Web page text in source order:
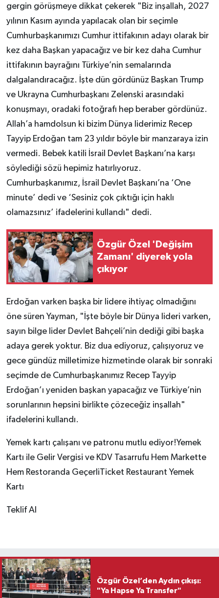
gergin görüşmeye dikkat çekerek "Biz inşallah, 2027
yılının Kasım ayında yapılacak olan bir seçimle
Cumhurbaşkanımızı Cumhur ittifakının adayı olarak bir
kez daha Başkan yapacağız ve bir kez daha Cumhur
ittifakının bayrağını Türkiye’nin semalarında
dalgalandıracağız. İşte dün gördünüz Başkan Trump
ve Ukrayna Cumhurbaşkanı Zelenski arasındaki
konuşmayı, oradaki fotoğrafı hep beraber gördünüz.
Allah’a hamdolsun ki bizim Dünya liderimiz Recep
Tayyip Erdoğan tam 23 yıldır böyle bir manzaraya izin
vermedi. Bebek katili İsrail Devlet Başkanı’na karşı
söylediği sözü hepimiz hatırlıyoruz.
Cumhurbaşkanımız, İsrail Devlet Başkanı’na ‘One
minute’ dedi ve ‘Sesiniz çok çıktığı için haklı
olamazsınız’ ifadelerini kullandı" dedi.
Özgür Özel 'Değişim
Zamanı' diyerek yola
çıkıyor
Erdoğan varken başka bir lidere ihtiyaç olmadığını
öne süren Yayman, "İşte böyle bir Dünya lideri varken,
sayın bilge lider Devlet Bahçeli’nin dediği gibi başka
adaya gerek yoktur. Biz dua ediyoruz, çalışıyoruz ve
gece gündüz milletimize hizmetinde olarak bir sonraki
seçimde de Cumhurbaşkanımız Recep Tayyip
Erdoğan’ı yeniden başkan yapacağız ve Türkiye’nin
sorunlarının hepsini birlikte çözeceğiz inşallah"
ifadelerini kullandı.
Yemek kartı çalışanı ve patronu mutlu ediyor!Yemek
Kartı ile Gelir Vergisi ve KDV Tasarrufu Hem Markette
Hem Restoranda GeçerliTicket Restaurant Yemek
Kartı
Teklif Al
Özgür Özel’den Aydın çıkışı:
"Ya Hapse Ya Transfer"